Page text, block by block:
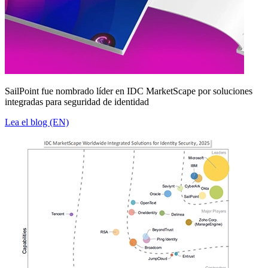
SailPoint fue nombrado líder en IDC MarketScape por soluciones
integradas para seguridad de identidad
Lea el blog (EN)